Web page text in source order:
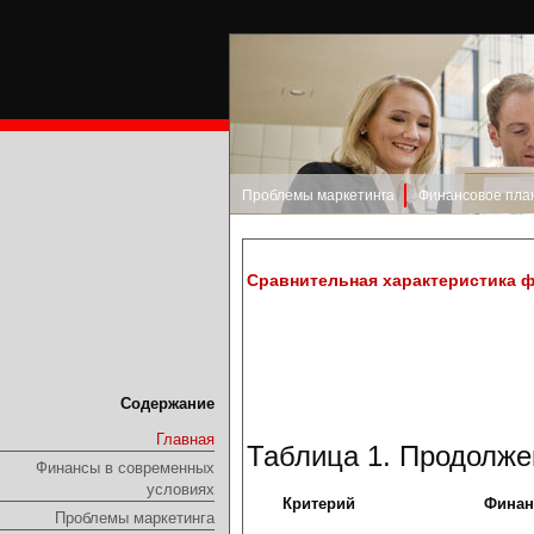
Содержание
Главная
Финансы в современных
условиях
Проблемы маркетинга
Проблемы маркетинга Финансовое
Сравнительная характеристика
Таблица 1.
Критерий